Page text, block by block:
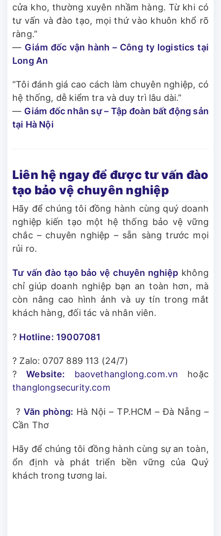
cửa kho, thường xuyên nhầm hàng. Từ khi có
tư vấn và đào tạo, mọi thứ vào khuôn khổ rõ
ràng.”
— Giám đốc vận hành – Công ty logistics tại
Long An
“Tôi đánh giá cao cách làm chuyên nghiệp, có
hệ thống, dễ kiểm tra và duy trì lâu dài.”
— Giám đốc nhân sự – Tập đoàn bất động sản
tại Hà Nội
Liên hệ ngay để được tư vấn đào
tạo bảo vệ chuyên nghiệp
Hãy để chúng tôi đồng hành cùng quý doanh
nghiệp kiến tạo một hệ thống bảo vệ vững
chắc – chuyên nghiệp – sẵn sàng trước mọi
rủi ro.
Tư vấn đào tạo bảo vệ chuyên nghiệp không
chỉ giúp doanh nghiệp bạn an toàn hơn, mà
còn nâng cao hình ảnh và uy tín trong mắt
khách hàng, đối tác và nhân viên.
? Hotline: 19007081
? Zalo: 0707 889 113 (24/7)
?Website: baovethanglong.com.vn hoặc
thanglongsecurity.com
? Văn phòng: Hà Nội – TP.HCM – Đà Nẵng –
Cần Thơ
Hãy để chúng tôi đồng hành cùng sự an toàn,
ổn định và phát triển bền vững của Quý
khách trong tương lai.